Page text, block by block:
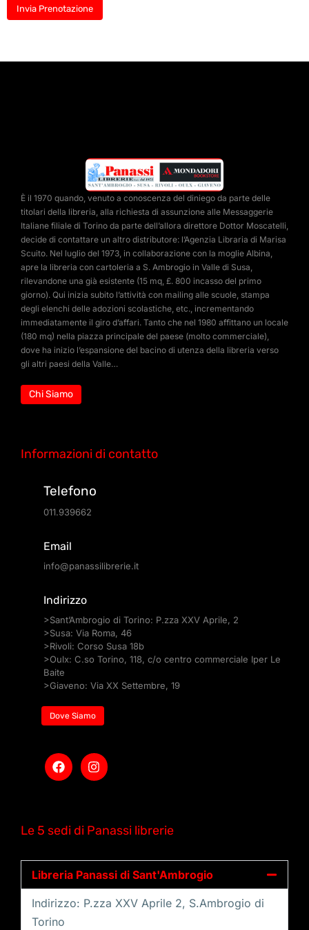
È il 1970 quando, venuto a conoscenza del diniego da parte delle
titolari della libreria, alla richiesta di assunzione alle Messaggerie
Italiane filiale di Torino da parte dell’allora direttore Dottor Moscatelli,
decide di contattare un altro distributore: l’Agenzia Libraria di Marisa
Scuito. Nel luglio del 1973, in collaborazione con la moglie Albina,
apre la libreria con cartoleria a S. Ambrogio in Valle di Susa,
rilevandone una già esistente (15 mq, £. 800 incasso del primo
giorno). Qui inizia subito l’attività con mailing alle scuole, stampa
degli elenchi delle adozioni scolastiche, etc., incrementando
immediatamente il giro d’affari. Tanto che nel 1980 affittano un locale
(180 mq) nella piazza principale del paese (molto commerciale),
dove ha inizio l’espansione del bacino di utenza della libreria verso
gli altri paesi della Valle…
Chi Siamo
Informazioni di contatto
Telefono
011.939662
Email
info@panassilibrerie.it
Indirizzo
>Sant’Ambrogio di Torino: P.zza XXV Aprile, 2
>Susa: Via Roma, 46
>Rivoli: Corso Susa 18b
>Oulx: C.so Torino, 118, c/o centro commerciale Iper Le
Baite
>Giaveno: Via XX Settembre, 19
Dove Siamo
Le 5 sedi di Panassi librerie
Libreria Panassi di Sant'Ambrogio
Indirizzo: P.zza XXV Aprile 2, S.Ambrogio di
Torino